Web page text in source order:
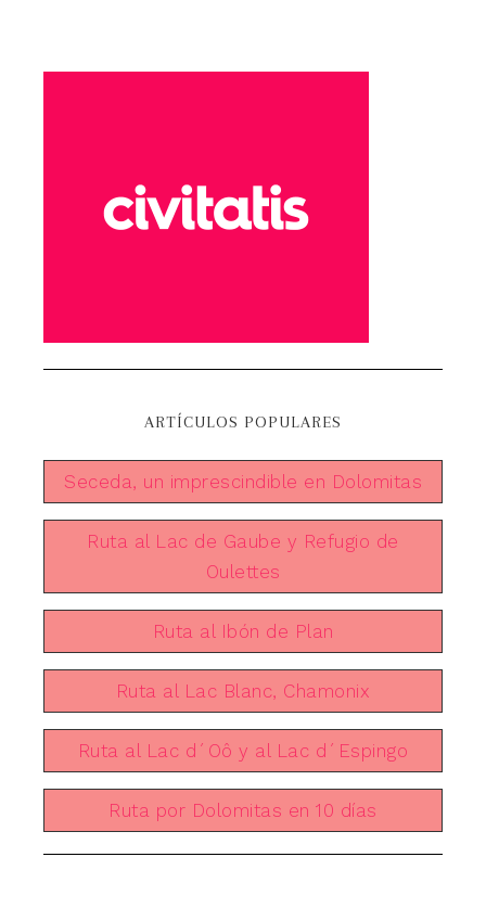
ARTÍCULOS POPULARES
Seceda, un imprescindible en Dolomitas
Ruta al Lac de Gaube y Refugio de
Oulettes
Ruta al Ibón de Plan
Ruta al Lac Blanc, Chamonix
Ruta al Lac d´Oô y al Lac d´Espingo
Ruta por Dolomitas en 10 días